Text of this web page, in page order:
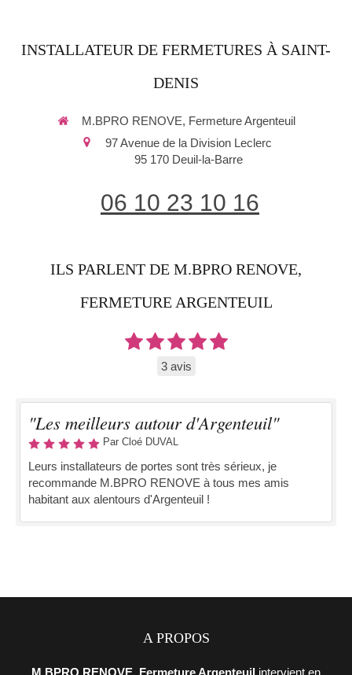
INSTALLATEUR DE FERMETURES À SAINT-
DENIS
M.BPRO RENOVE, Fermeture Argenteuil
97 Avenue de la Division Leclerc
95 170 Deuil-la-Barre
06 10 23 10 16
ILS PARLENT DE M.BPRO RENOVE,
FERMETURE ARGENTEUIL
3 avis
"Les meilleurs autour d'Argenteuil"
Par Cloé DUVAL
Leurs installateurs de portes sont très sérieux, je
recommande M.BPRO RENOVE à tous mes amis
habitant aux alentours d'Argenteuil !
A PROPOS
M.BPRO RENOVE, Fermeture Argenteuil intervient en